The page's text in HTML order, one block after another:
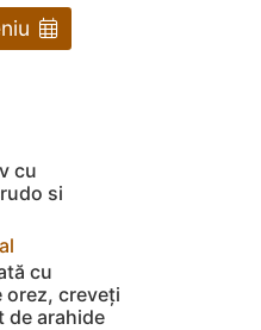
cu
si
cu
orez, creveți
de arahide